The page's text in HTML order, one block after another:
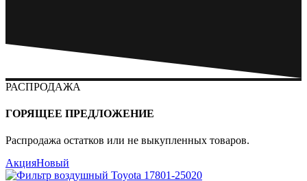
РАСПРОДАЖА
ГОРЯЩЕЕ ПРЕДЛОЖЕНИЕ
Распродажа остатков или не выкупленных товаров.
АкцияНовый